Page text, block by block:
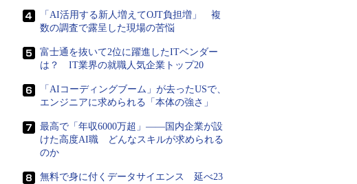
「AI活用する新人増えてOJT負担増」 複
数の調査で露呈した現場の苦悩
富士通を抜いて2位に躍進したITベンダー
は？ IT業界の就職人気企業トップ20
「AIコーディングブーム」が去ったUSで、
エンジニアに求められる「本体の強さ」
最高で「年収6000万超」――国内企業が設
けた高度AI職 どんなスキルが求められる
のか
無料で身に付くデータサイエンス 延べ23